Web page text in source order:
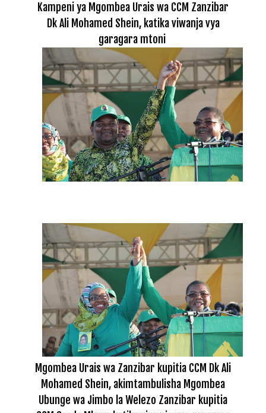
Kampeni ya Mgombea Urais wa CCM Zanzibar
Dk Ali Mohamed Shein, katika viwanja vya
garagara mtoni
Mgombea Urais wa Zanzibar kupitia CCM Dk Ali
Mohamed Shein, akimtambulisha Mgombea
Ubunge wa Jimbo la Welezo Zanzibar kupitia